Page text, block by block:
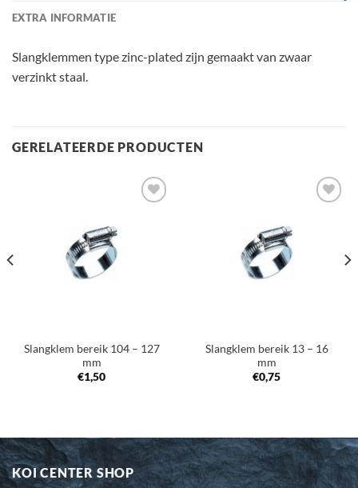
EXTRA INFORMATIE
Slangklemmen type zinc-plated zijn gemaakt van zwaar
verzinkt staal.
GERELATEERDE PRODUCTEN
Slangklem bereik 104 – 127
mm
€1,50
Slangklem bereik 13 – 16
mm
€0,75
KOI CENTER SHOP